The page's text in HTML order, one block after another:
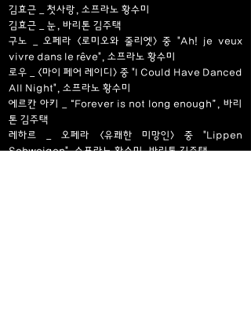
김효근 _ 첫사랑, 소프라노 황수미
김효근 _ 눈, 바리톤 김주택
구노 _ 오페라 <로미오와 줄리엣> 중 "Ah! je veux
vivre dans le rêve", 소프라노 황수미
로우 _ <마이 페어 레이디> 중 "I Could Have Danced
All Night", 소프라노 황수미
에르칸 아키 _ “Forever is not long enough”, 바리
톤 김주택
레하르 _ 오페라 <유쾌한 미망인> 중 "Lippen
Schweigen", 소프라노 황수미, 바리톤 김주택